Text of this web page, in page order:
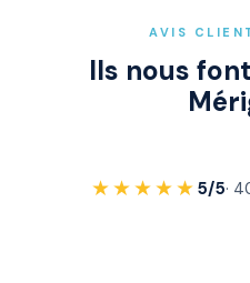
AVIS
Ils nous
★★★★★ 5/5·